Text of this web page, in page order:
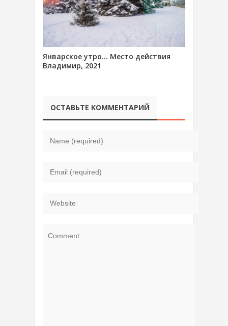
Январское утро… Место действия
Владимир, 2021
ОСТАВЬТЕ КОММЕНТАРИЙ